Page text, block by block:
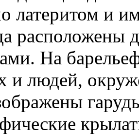
латеритом и
расположены
На
и людей,